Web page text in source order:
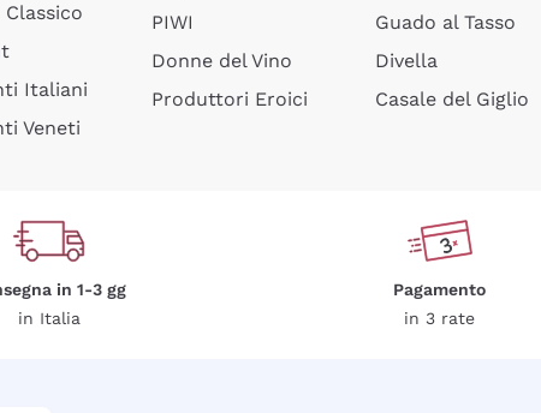
Italiani
Veneti
PIWI
Donne del Vino
Produttori Eroici
Guado al Tasso
Divella
Casale del Giglio
in 1-3 gg
in Italia
Pagamento
in 3 rate